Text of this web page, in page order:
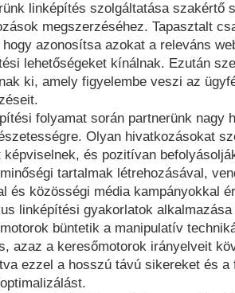
linképítés szolgáltatása szakértő
megszerzéséhez. Tapasztalt
azonosítsa azokat a releváns
lehetőségeket kínálnak. Ezután
ki, amely figyelembe veszi az
folyamat során partnerünk nagy
Olyan hivatkozásokat
képviselnek, és pozitívan
tartalmak létrehozásával,
és közösségi média kampányokkal
linképítési gyakorlatok
büntetik a manipulatív
azaz a keresőmotorok irányelveit
ezzel a hosszú távú sikereket és a